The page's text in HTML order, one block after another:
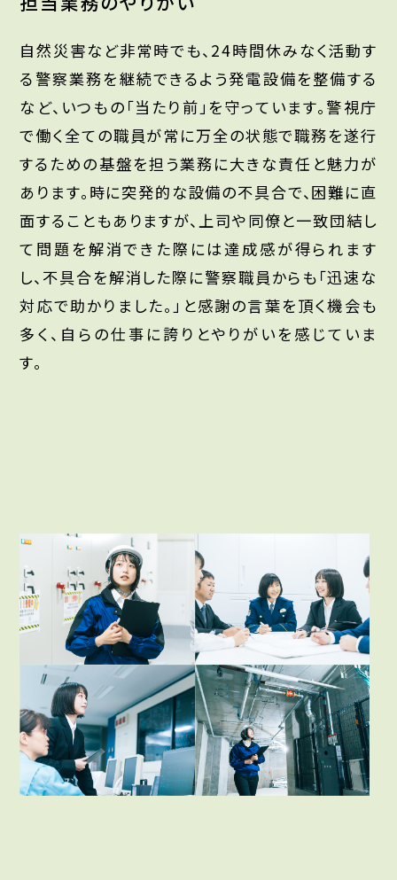
自然災害など非常時でも、24時間休みなく活動す
る警察業務を継続できるよう発電設備を整備する
など、いつもの「当たり前」を守っています。警視庁
で働く全ての職員が常に万全の状態で職務を遂行
するための基盤を担う業務に大きな責任と魅力が
あります。時に突発的な設備の不具合で、困難に直
面することもありますが、上司や同僚と一致団結し
て問題を解消できた際には達成感が得られます
し、不具合を解消した際に警察職員からも「迅速な
対応で助かりました。」と感謝の言葉を頂く機会も
多く、自らの仕事に誇りとやりがいを感じていま
す。